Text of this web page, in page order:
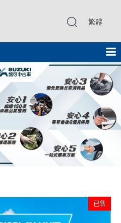
繁體
已售